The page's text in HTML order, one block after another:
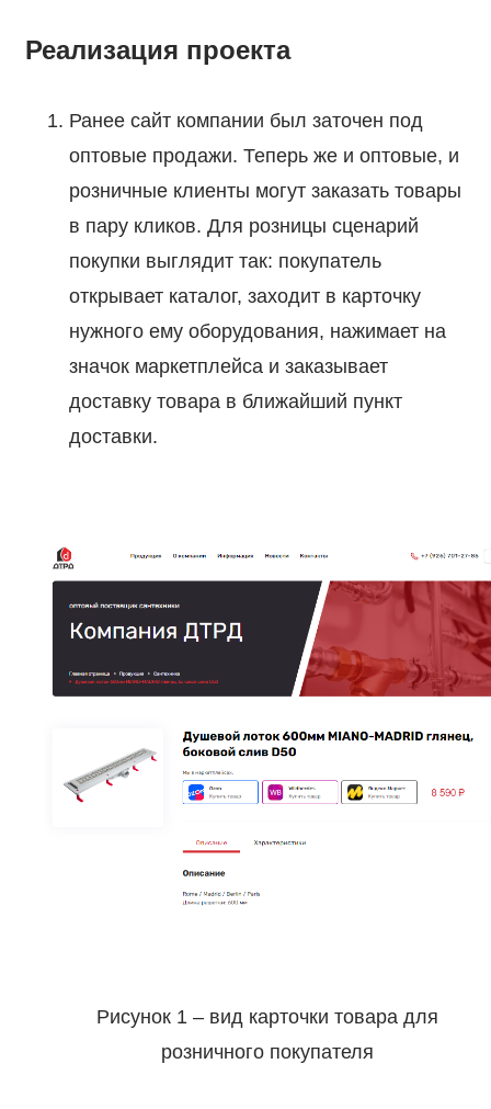
Реализация проекта
Ранее сайт компании был заточен под
оптовые продажи. Теперь же и оптовые, и
розничные клиенты могут заказать товары
в пару кликов. Для розницы сценарий
покупки выглядит так: покупатель
открывает каталог, заходит в карточку
нужного ему оборудования, нажимает на
значок маркетплейса и заказывает
доставку товара в ближайший пункт
доставки.
Рисунок 1 – вид карточки товара для
розничного покупателя